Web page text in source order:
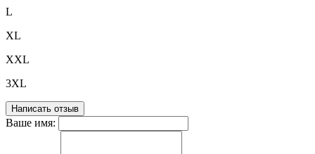
L
XL
XXL
3XL
Написать отзыв
Ваше имя: